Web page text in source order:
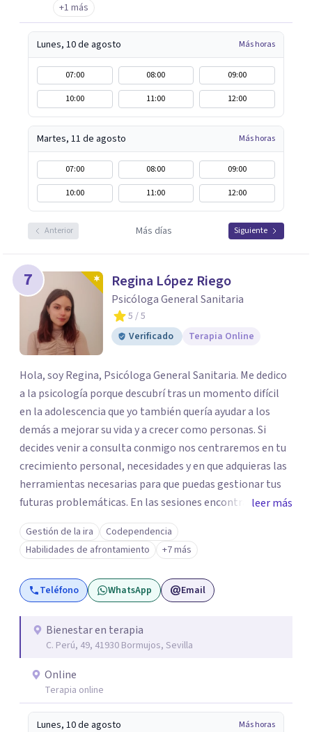
+1 más
Lunes, 10 de agosto Más horas
07:00 08:00
09:00
10:00
11:00 12:00
Martes, 11 de agosto Más horas
07:00 08:00
09:00
10:00
11:00 12:00
Anterior Más días Siguiente
7 Regina López Riego
Psicóloga General Sanitaria
5 / 5
Verificado
Terapia Online
Hola, soy Regina, Psicóloga General Sanitaria. Me dedico
a la psicología porque descubrí tras un momento difícil
en la adolescencia que yo también quería ayudar a los
demás a mejorar su vida y a crecer como personas. Si
decides venir a consulta conmigo nos centraremos en tu
crecimiento personal, necesidades y en que adquieras las
herramientas necesarias para que puedas gestionar tus
futuras problemáticas. En las sesiones encontrarás un
lugar donde abrirte y expresarte sin juicios, donde
explorar tus emociones, conocerte, solucionar tus
heridas y trabajar en tu crecimiento. personal
leer más
Gestión de la ira
Codependencia
Habilidades de afrontamiento
+7 más
Teléfono WhatsApp Email
Bienestar en terapia
C. Perú, 49, 41930 Bormujos, Sevilla
Online
Terapia online
Lunes, 10 de agosto Más horas